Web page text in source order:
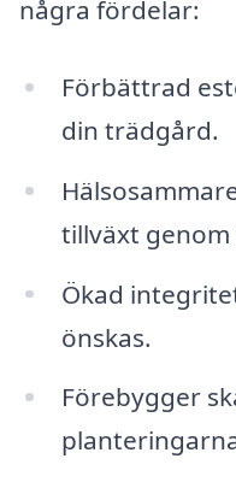
några fördelar:
Förbättrad
din trädgård.
tillväxt
Ökad
önskas.
Förebygger